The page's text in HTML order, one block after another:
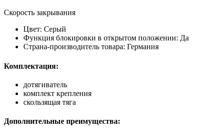
Скорость закрывания
Цвет: Серый
Функция блокировки в открытом положении: Да
Страна-производитель товара: Германия
Комплектация:
дотягиватель
комплект крепления
скользящая тяга
Дополнительные преимущества: